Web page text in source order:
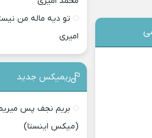
تو دیه ماله من
امیری
ریمیکس جدید
بریم نجف پس میریم
(میکس اینستا)